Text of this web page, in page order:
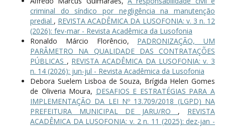
criminal do síndico por negligência na manutenção
predial , REVISTA ACADÊMICA DA LUSOFONIA: v. 3 n. 12
(2026): fev-mar - Revista Acadêmica da Lusofonia
Ronaldo Márcio Florêncio, PADRONIZAÇÃO, UM
PARÂMETRO NA QUALIDADE DAS CONTRATAÇÕES
PÚBLICAS , REVISTA ACADÊMICA DA LUSOFONIA: v. 3
n. 14 (2026): jun-jul - Revista Acadêmica da Lusofonia
Debora Suelem Lisboa de Souza, Brígida Helen Gomes
de Oliveria Moura, DESAFIOS E ESTRATÉGIAS PARA A
IMPLEMENTAÇÃO DA LEI Nº 13.709/2018 (LGPD) NA
PREFEITURA MUNICIPAL DE JARU/RO , REVISTA
ACADÊMICA DA LUSOFONIA: v. 2 n. 11 (2025): dez-jan -